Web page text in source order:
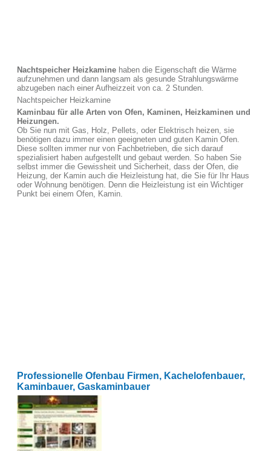
Nachtspeicher Heizkamine haben die Eigenschaft die Wärme
aufzunehmen und dann langsam als gesunde Strahlungswärme
abzugeben nach einer Aufheizzeit von ca. 2 Stunden.
Nachtspeicher Heizkamine
Kaminbau für alle Arten von Ofen, Kaminen, Heizkaminen und
Heizungen.
Ob Sie nun mit Gas, Holz, Pellets, oder Elektrisch heizen, sie
benötigen dazu immer einen geeigneten und guten Kamin Ofen.
Diese sollten immer nur von Fachbetrieben, die sich darauf
spezialisiert haben aufgestellt und gebaut werden. So haben Sie
selbst immer die Gewissheit und Sicherheit, dass der Ofen, die
Heizung, der Kamin auch die Heizleistung hat, die Sie für Ihr Haus
oder Wohnung benötigen. Denn die Heizleistung ist ein Wichtiger
Punkt bei einem Ofen, Kamin.
Professionelle Ofenbau Firmen, Kachelofenbauer,
Kaminbauer, Gaskaminbauer